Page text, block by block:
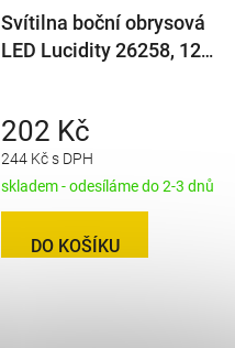
Svítilna boční obrysová
LED Lucidity 26258, 12-
244 Kč s DPH
202 Kč
skladem - odesíláme do 2-3 dnů
DO KOŠÍKU